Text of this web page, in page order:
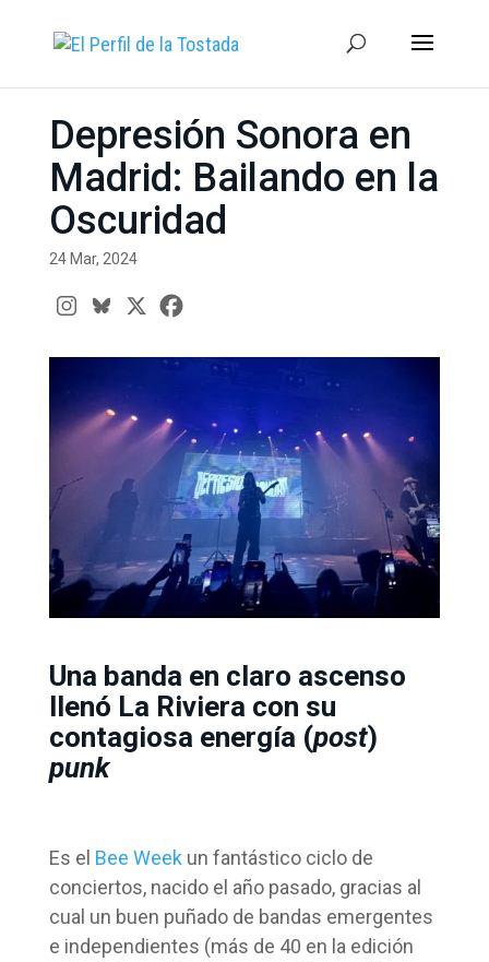
Depresión Sonora en
Madrid: Bailando en la
Oscuridad
24 Mar, 2024
Una banda en claro ascenso
llenó La Riviera con su
contagiosa energía (post)
punk
Es el Bee Week un fantástico ciclo de
conciertos, nacido el año pasado, gracias al
cual un buen puñado de bandas emergentes
e independientes (más de 40 en la edición